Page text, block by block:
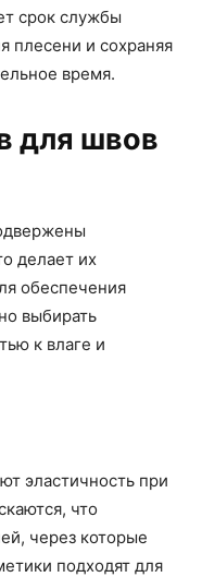
срок службы
плесени и сохраняя
время.
для швов
делает их
обеспечения
выбирать
к влаге и
эластичность при
что
через которые
подходят для